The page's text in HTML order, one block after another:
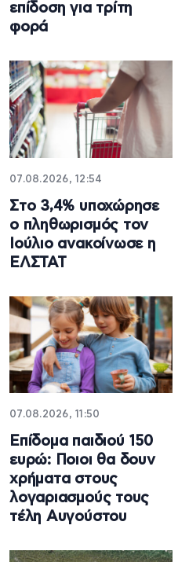
επίδοση για τρίτη
φορά
07.08.2026, 12:54
Στο 3,4% υποχώρησε
ο πληθωρισμός τον
Ιούλιο ανακοίνωσε η
ΕΛΣΤΑΤ
07.08.2026, 11:50
Επίδομα παιδιού 150
ευρώ: Ποιοι θα δουν
χρήματα στους
λογαριασμούς τους
τέλη Αυγούστου